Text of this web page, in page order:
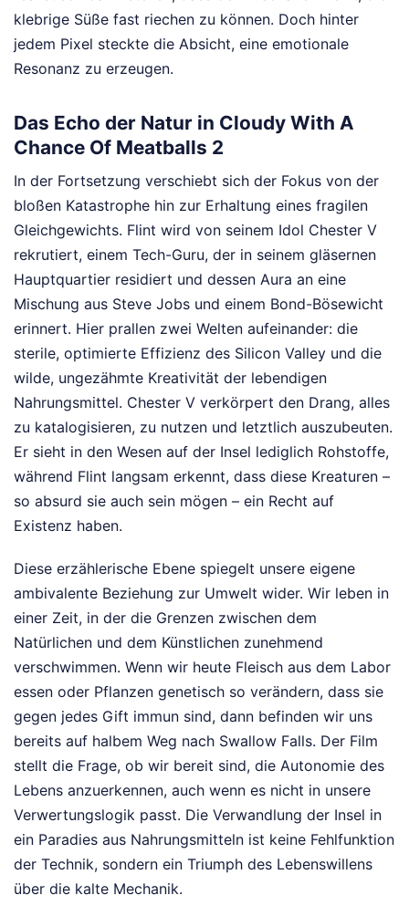
klebrige Süße fast riechen zu können. Doch hinter
jedem Pixel steckte die Absicht, eine emotionale
Resonanz zu erzeugen.
Das Echo der Natur in Cloudy With A
Chance Of Meatballs 2
In der Fortsetzung verschiebt sich der Fokus von der
bloßen Katastrophe hin zur Erhaltung eines fragilen
Gleichgewichts. Flint wird von seinem Idol Chester V
rekrutiert, einem Tech-Guru, der in seinem gläsernen
Hauptquartier residiert und dessen Aura an eine
Mischung aus Steve Jobs und einem Bond-Bösewicht
erinnert. Hier prallen zwei Welten aufeinander: die
sterile, optimierte Effizienz des Silicon Valley und die
wilde, ungezähmte Kreativität der lebendigen
Nahrungsmittel. Chester V verkörpert den Drang, alles
zu katalogisieren, zu nutzen und letztlich auszubeuten.
Er sieht in den Wesen auf der Insel lediglich Rohstoffe,
während Flint langsam erkennt, dass diese Kreaturen –
so absurd sie auch sein mögen – ein Recht auf
Existenz haben.
Diese erzählerische Ebene spiegelt unsere eigene
ambivalente Beziehung zur Umwelt wider. Wir leben in
einer Zeit, in der die Grenzen zwischen dem
Natürlichen und dem Künstlichen zunehmend
verschwimmen. Wenn wir heute Fleisch aus dem Labor
essen oder Pflanzen genetisch so verändern, dass sie
gegen jedes Gift immun sind, dann befinden wir uns
bereits auf halbem Weg nach Swallow Falls. Der Film
stellt die Frage, ob wir bereit sind, die Autonomie des
Lebens anzuerkennen, auch wenn es nicht in unsere
Verwertungslogik passt. Die Verwandlung der Insel in
ein Paradies aus Nahrungsmitteln ist keine Fehlfunktion
der Technik, sondern ein Triumph des Lebenswillens
über die kalte Mechanik.